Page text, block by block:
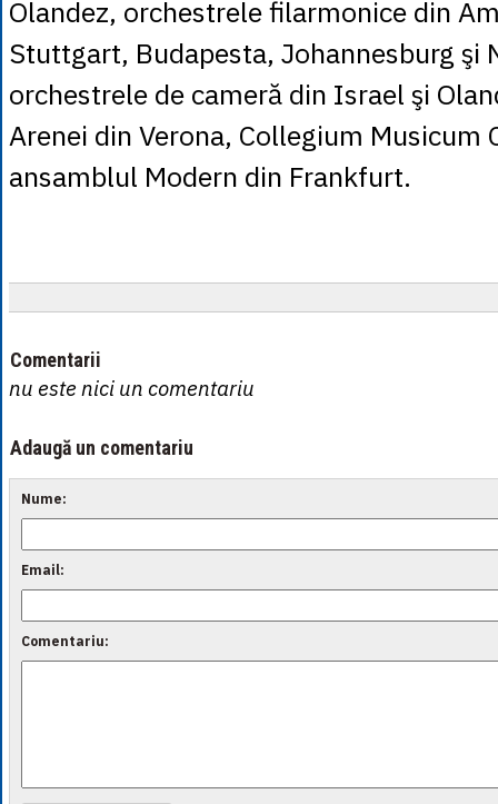
Olandez, orchestrele filarmonice din
Stuttgart, Budapesta, Johannesburg şi
orchestrele de cameră din Israel şi
Arenei din Verona, Collegium Musicum
ansamblul Modern din Frankfurt.
Comentarii
nu este nici un comentariu
Adaugă un comentariu
Nume:
Email:
Comentariu: